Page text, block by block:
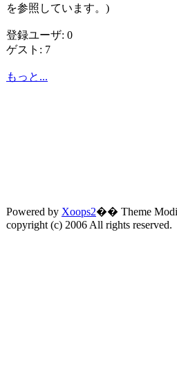
を参照しています。)
登録ユーザ: 0
ゲスト: 7
もっと...
Powered by Xoops2�� Theme
copyright (c) 2006 All rights reserved.